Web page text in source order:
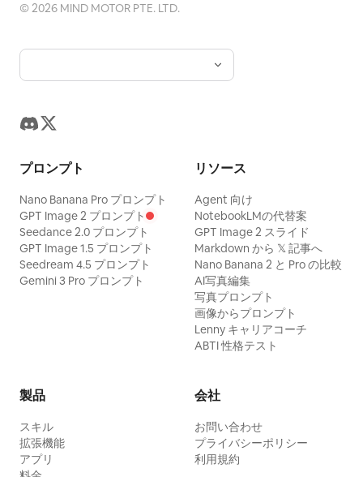
©2026 MIND MOTOR PTE. LTD.
プロンプト
Nano Banana Pro プロンプト
GPT Image 2 プロンプト
Seedance 2.0 プロンプト
GPT Image 1.5 プロンプト
Seedream 4.5 プロンプト
Gemini 3 Pro プロンプト
リソース
Agent 向け
NotebookLMの代替案
GPT Image 2 スライド
Markdown から 𝕏 記事へ
Nano Banana 2 と Pro の比較
AI写真編集
写真プロンプト
画像からプロンプト
Lenny キャリアコーチ
ABTI 性格テスト
製品
スキル
拡張機能
アプリ
会社
お問い合わせ
プライバシーポリシー
利用規約